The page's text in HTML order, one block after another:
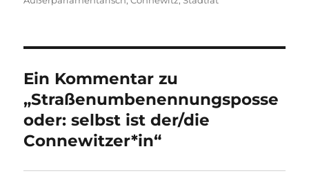
Ein Kommentar zu
„Straßenumbenennungsposse
oder: selbst ist der/die
Connewitzer*in“